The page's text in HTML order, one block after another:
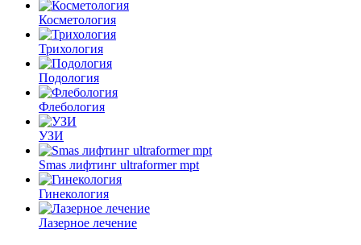
Косметология
Трихология
Подология
Флебология
УЗИ
Smas лифтинг ultraformer mpt
Гинекология
Лазерное лечение